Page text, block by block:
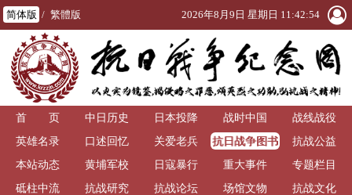
简体版 / 繁體版 2026年8月9日 星期日 11:42:55
首 页 中日历史 日本投降 战时中国
战线战役
英雄名录
口述回忆 关爱老兵
抗日战争图书
馆
抗战公益
本站动态
黄埔军校 日寇暴行 重大事件
专题栏目
砥柱中流
抗战研究 抗战论坛 场馆文物 抗战文化